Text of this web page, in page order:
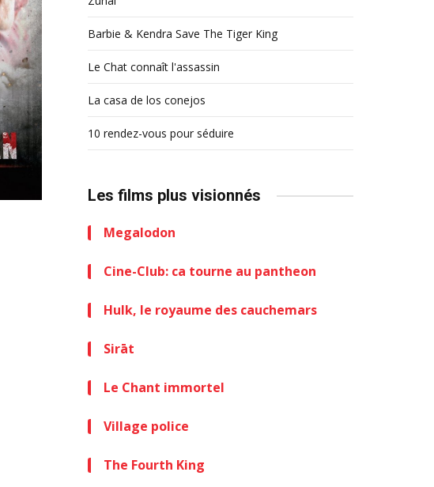
Barbie & Kendra Save The Tiger King
Le Chat connaît l'assassin
La casa de los conejos
10 rendez-vous pour séduire
Les films plus visionnés
Megalodon
Cine-Club: ca tourne au pantheon
Hulk, le royaume des cauchemars
Sirāt
Le Chant immortel
Village police
The Fourth King